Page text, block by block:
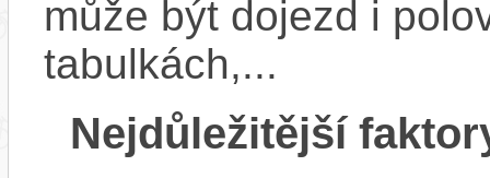
může být dojezd i
tabulkách,...
Nejdůležitější